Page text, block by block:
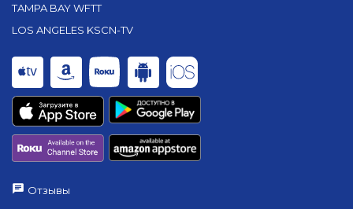
TAMPA BAY WFTT
LOS ANGELES KSCN-TV
Отзывы